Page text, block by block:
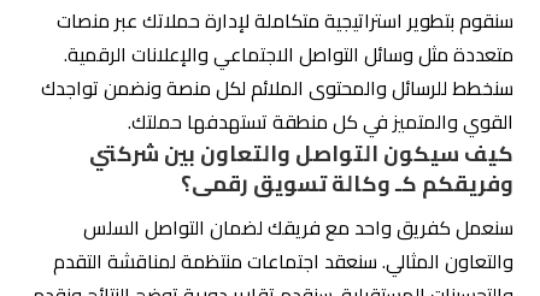
التالي
التسويق الرقمي: 5 تقنيات للوصول إلى
جمهورك المستهدف
المنشورات ذات الصلة